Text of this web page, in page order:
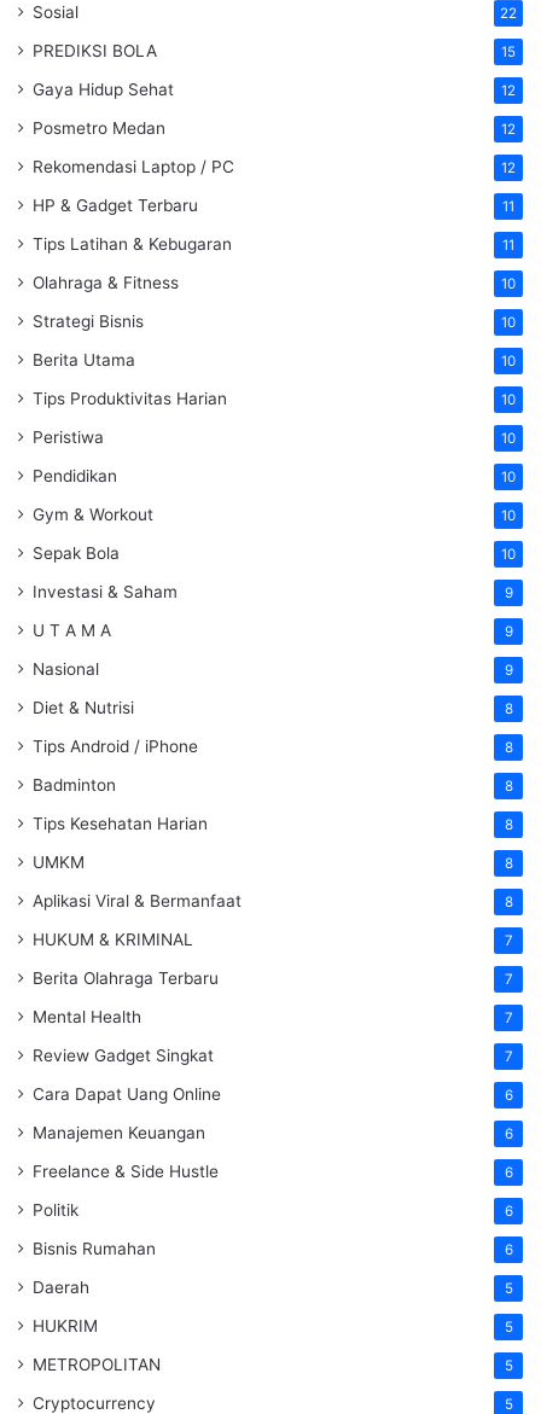
Sosial 22
PREDIKSI BOLA 15
Gaya Hidup Sehat 12
Posmetro Medan 12
Rekomendasi Laptop / PC 12
HP & Gadget Terbaru 11
Tips Latihan & Kebugaran 11
Olahraga & Fitness 10
Strategi Bisnis 10
Berita Utama 10
Tips Produktivitas Harian 10
Peristiwa 10
Pendidikan 10
Gym & Workout 10
Sepak Bola 10
Investasi & Saham 9
U T A M A 9
Nasional 9
Diet & Nutrisi 8
Tips Android / iPhone 8
Badminton 8
Tips Kesehatan Harian 8
UMKM 8
Aplikasi Viral & Bermanfaat 8
HUKUM & KRIMINAL 7
Berita Olahraga Terbaru 7
Mental Health 7
Review Gadget Singkat 7
Cara Dapat Uang Online 6
Manajemen Keuangan 6
Freelance & Side Hustle 6
Politik 6
Bisnis Rumahan 6
Daerah 5
HUKRIM 5
METROPOLITAN 5
Cryptocurrency 5